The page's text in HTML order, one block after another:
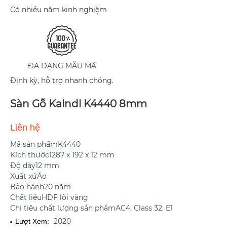
Có nhiều năm kinh nghiệm
ĐA DẠNG MẪU MÃ
Định kỳ, hỗ trợ nhanh chóng.
Sàn Gỗ Kaindl K4440 8mm
Liên hệ
Mã sản phẩmK4440
Kích thước1287 x 192 x 12 mm
Độ dày12 mm
Xuất xứÁo
Bảo hành20 năm
Chất liệuHDF lõi vàng
Chi tiêu chất lượng sản phẩmAC4, Class 32, E1
Lượt Xem: 2020